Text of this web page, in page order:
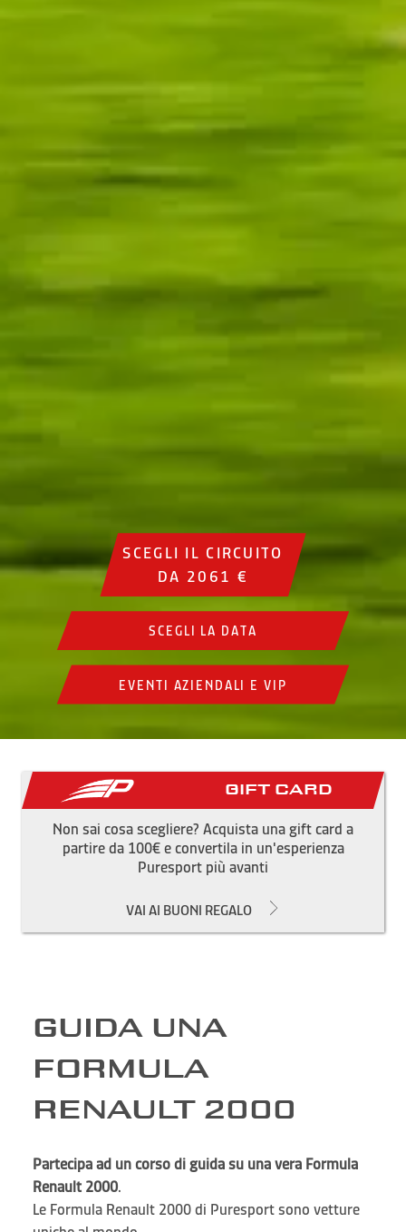
SCEGLI IL CIRCUITO
DA 2061 €
SCEGLI LA DATA
EVENTI AZIENDALI E VIP
Gift Card
Non sai cosa scegliere? Acquista una gift card a
partire da 100€ e convertila in un'esperienza
Puresport più avanti
VAI AI BUONI REGALO
GUIDA UNA
FORMULA
RENAULT 2000
Partecipa ad un corso di guida su una vera Formula
Renault 2000.
Le Formula Renault 2000 di Puresport sono vetture